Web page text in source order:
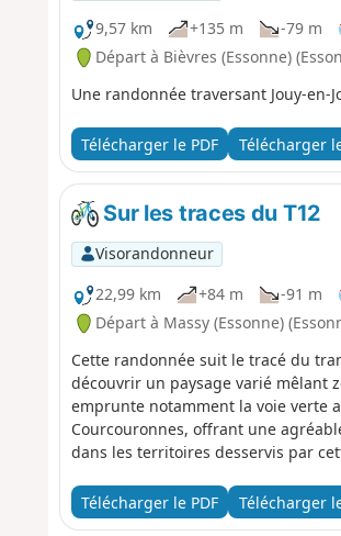
9,57 km
+135 m -79 m
Départ à Bièvres (Essonne)
Une randonnée traversant Jouy-en-
Télécharger le PDF Télécharger
Sur les traces du T12
Visorandonneur
22,99 km
+84 m -91 m
Départ à Massy (Essonne)
Cette randonnée suit le tracé du
découvrir un paysage varié mêlant
emprunte notamment la voie verte
Courcouronnes, offrant une
dans les territoires desservis par
Télécharger le PDF
Télécharger